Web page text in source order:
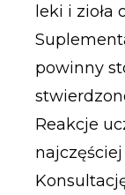
leki i zioła
powinny
Reakcje